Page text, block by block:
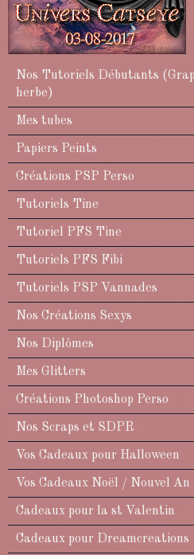
Nos Tutoriels Débutants
herbe)
Mes tubes
Papiers Peints
Créations PSP Perso
Tutoriels Tine
Tutoriel PFS Tine
Tutoriels PFS Fibi
Tutoriels PSP Vannades
Nos Créations Sexys
Nos Diplômes
Mes Glitters
Créations Photoshop Perso
Nos Scraps et SDPR
Vos Cadeaux pour Halloween
Vos Cadeaux Noël / Nouvel An
Cadeaux pour la st Valentin
Cadeaux pour Dreamcreations